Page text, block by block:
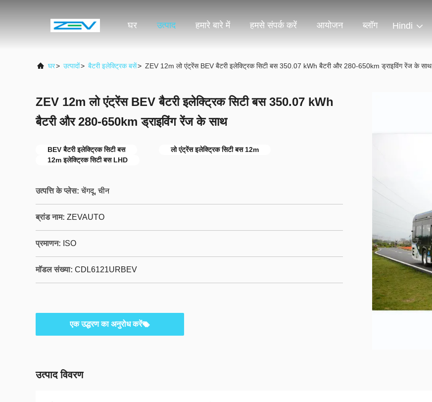
घर उत्पाद हमारे बारे में हमसे संपर्क करें आयोजन ब्लॉग Hindi
घर> उत्पादों> बैटरी इलेक्ट्रिक बसें> ZEV 12m लो एंट्रेंस BEV बैटरी इलेक्ट्रिक सिटी बस 350.07 kWh बैटरी और 280-650km ड्राइविंग रेंज के साथ
ZEV 12m लो एंट्रेंस BEV बैटरी इलेक्ट्रिक सिटी बस 350.07 kWh
बैटरी और 280-650km ड्राइविंग रेंज के साथ
BEV बैटरी इलेक्ट्रिक सिटी बस
लो एंट्रेंस इलेक्ट्रिक सिटी बस 12m
12m इलेक्ट्रिक सिटी बस LHD
उत्पत्ति के प्लेस: चेंगदू, चीन
ब्रांड नाम: ZEVAUTO
प्रमाणन: ISO
मॉडल संख्या: CDL6121URBEV
एक उद्धरण का अनुरोध करें
उत्पाद विवरण